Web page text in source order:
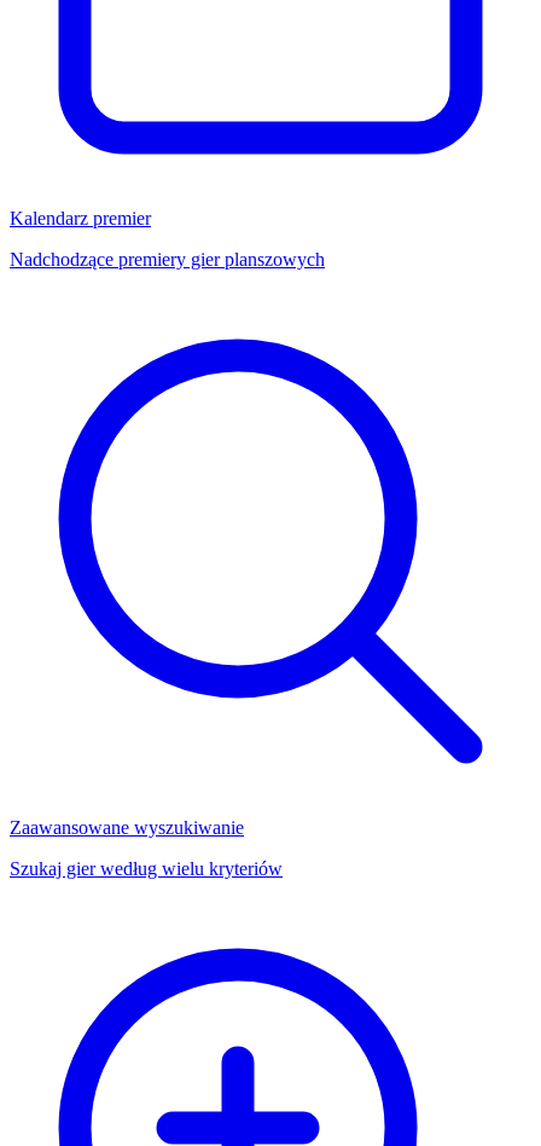
Kalendarz premier
Nadchodzące premiery gier planszowych
Zaawansowane wyszukiwanie
Szukaj gier według wielu kryteriów